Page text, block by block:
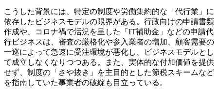
こうした背景には、特定の制度や労働集約的な「代行業」に
依存したビジネスモデルの限界がある。行政向けの申請書類
作成や、コロナ禍で活況を呈した「IT補助金」などの申請代
行ビジネスは、審査の厳格化や参入業者の増加、顧客需要の
一巡によって急速に受注環境が悪化し、ビジネスモデルとし
て成立しなくなりつつある。また、実体的な付加価値を提供
せず、制度の「さや抜き」を主目的とした節税スキームなど
を指南していた事業者の破綻も目立っている。